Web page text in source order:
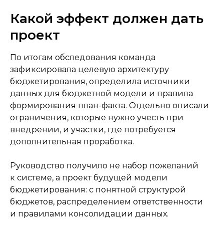
Какой эффект должен дать
проект
По итогам обследования команда
зафиксировала целевую архитектуру
бюджетирования, определила источники
данных для бюджетной модели и правила
формирования план-факта. Отдельно описали
ограничения, которые нужно учесть при
внедрении, и участки, где потребуется
дополнительная проработка.
Руководство получило не набор пожеланий
к системе, а проект будущей модели
бюджетирования: с понятной структурой
бюджетов, распределением ответственности
и правилами консолидации данных.